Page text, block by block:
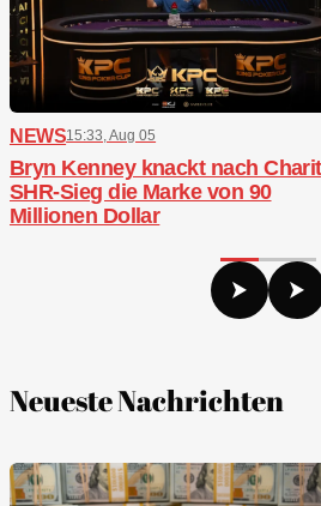
NEWS15:33, Aug 05
Bryn Kenney knackt nach
SHR-Sieg die Marke von 90
Millionen Dollar
Neueste Nachrichten